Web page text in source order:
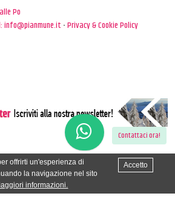
offrirti un'esperienza di
la navigazione nel sito
informazioni.
Accetto
Po
info@pianmune.it-Privacy & Cookie Policy
Contattaci ora!